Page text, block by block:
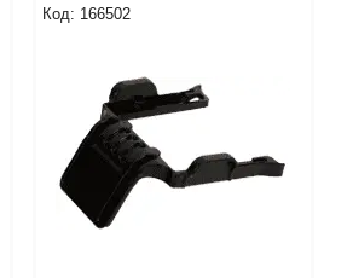
166502